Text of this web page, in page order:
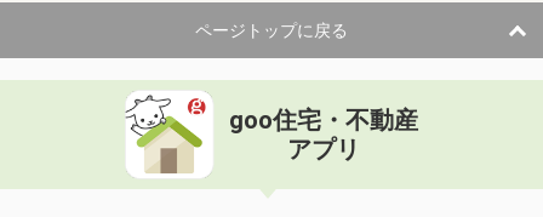
ページトップに戻る
goo住宅・不動産
アプリ